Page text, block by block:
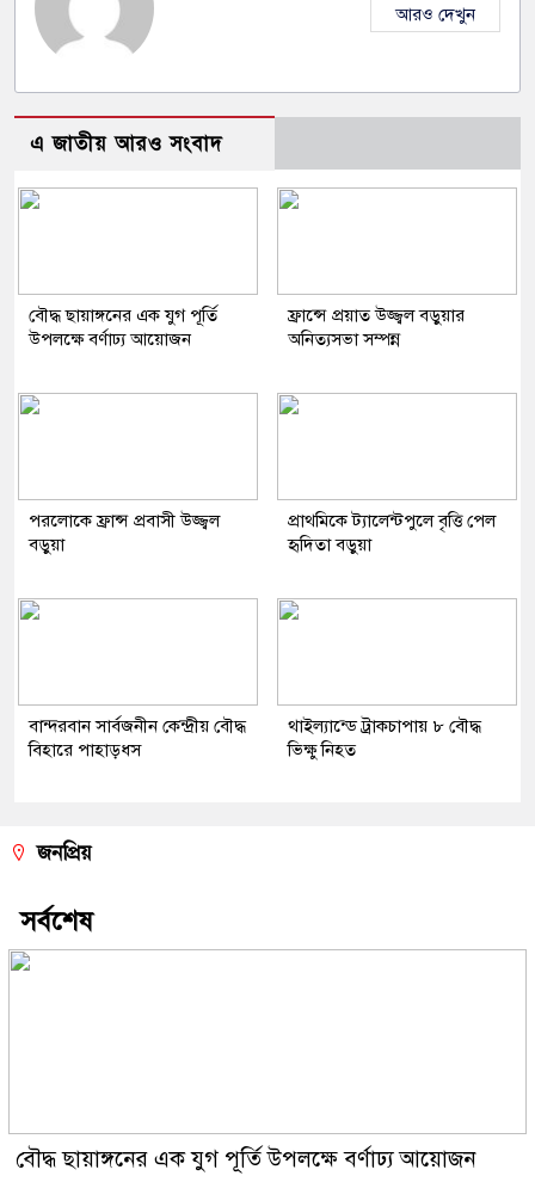
আরও দেখুন
এ জাতীয় আরও সংবাদ
বৌদ্ধ ছায়াঙ্গনের এক যুগ পূর্তি
উপলক্ষে বর্ণাঢ্য আয়োজন
ফ্রান্সে প্রয়াত উজ্জ্বল বড়ুয়ার
অনিত্যসভা সম্পন্ন
পরলোকে ফ্রান্স প্রবাসী উজ্জ্বল
বড়ুয়া
প্রাথমিকে ট্যালেন্টপুলে বৃত্তি পেল
হৃদিতা বড়ুয়া
বান্দরবান সার্বজনীন কেন্দ্রীয় বৌদ্ধ
বিহারে পাহাড়ধস
থাইল্যান্ডে ট্রাকচাপায় ৮ বৌদ্ধ
ভিক্ষু নিহত
জনপ্রিয়
সর্বশেষ
বৌদ্ধ ছায়াঙ্গনের এক যুগ পূর্তি উপলক্ষে বর্ণাঢ্য আয়োজন